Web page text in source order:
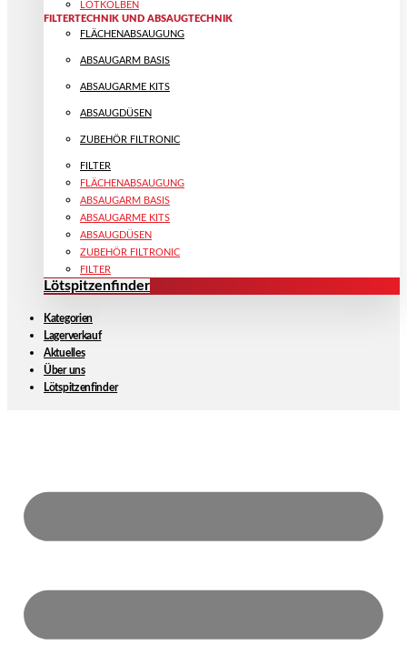
LÖTKOLBEN
FILTERTECHNIK UND ABSAUGTECHNIK
FLÄCHENABSAUGUNG
ABSAUGARM BASIS
ABSAUGARME KITS
ABSAUGDÜSEN
ZUBEHÖR FILTRONIC
FILTER
FLÄCHENABSAUGUNG
ABSAUGARM BASIS
ABSAUGARME KITS
ABSAUGDÜSEN
ZUBEHÖR FILTRONIC
FILTER
Lötspitzenfinder
Kategorien
Lagerverkauf
Aktuelles
Über uns
Lötspitzenfinder